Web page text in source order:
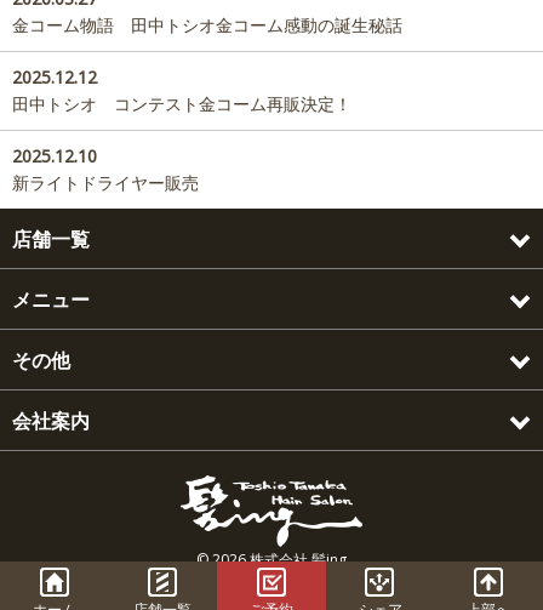
金コーム物語 田中トシオ金コーム感動の誕生秘話
2025.12.12
田中トシオ コンテスト金コーム再販決定！
2025.12.10
新ライトドライヤー販売
店舗一覧
メニュー
その他
会社案内
© 2026 株式会社 髪ing
This site is protected by reCAPTCHA and the Google and apply.
Facebook Twitter LINE
はてブ